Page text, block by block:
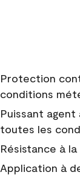
Protection
conditions
Puissant
toutes les
Résistance à
Application à